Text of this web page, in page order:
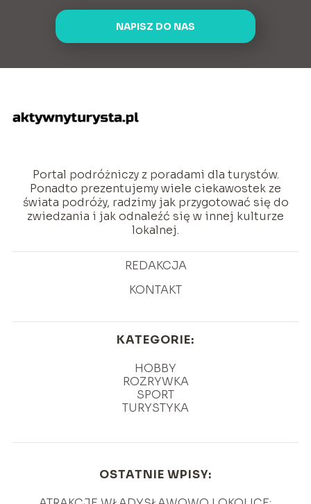
NAPISZ DO NAS
Portal podróżniczy z poradami dla turystów.
Ponadto prezentujemy wiele ciekawostek ze
świata podróży, radzimy jak przygotować się do
zwiedzania i jak odnaleźć się w innej kulturze
lokalnej.
REDAKCJA
KONTAKT
KATEGORIE:
HOBBY
ROZRYWKA
SPORT
TURYSTYKA
OSTATNIE WPISY: